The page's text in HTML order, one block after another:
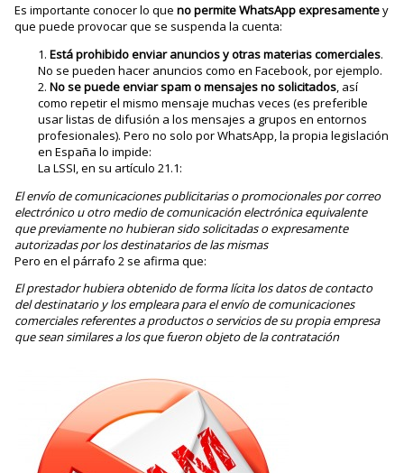
Es importante conocer lo queno permite WhatsApp expresamentey
que puede provocar que se suspenda la cuenta:
Está prohibido enviar anuncios y otras materias comerciales.
No se pueden hacer anuncios como en Facebook, por ejemplo.
No se puede enviar spam o mensajes no solicitados, así
como repetir el mismo mensaje muchas veces (es preferible
usar listas de difusión a los mensajes a grupos en entornos
profesionales). Pero no solo por WhatsApp, la propia legislación
en España lo impide:
La LSSI, en su artículo 21.1:
El envío de comunicaciones publicitarias o promocionales por correo
electrónico u otro medio de comunicación electrónica equivalente
que previamente no hubieran sido solicitadas o expresamente
autorizadas por los destinatarios de las mismas
Pero en el párrafo 2 se afirma que:
El prestador hubiera obtenido de forma lícita los datos de contacto
del destinatario y los empleara para el envío de comunicaciones
comerciales referentes a productos o servicios de su propia empresa
que sean similares a los que fueron objeto de la contratación